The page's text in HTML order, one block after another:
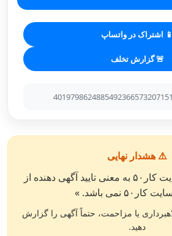
📱 اشتراک در واتساپ
🚨 گزارش تخلف
⚠️ هشدار نهایی
« انتشار آگهی در سایت کار۵۰ به معنی تایید آگهی دهنده از
نمی باشد. »
یا مزاحمت، حتماً آگهی را گزارش
دهید.